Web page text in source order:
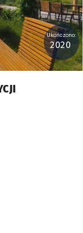
Ukończono:
2020